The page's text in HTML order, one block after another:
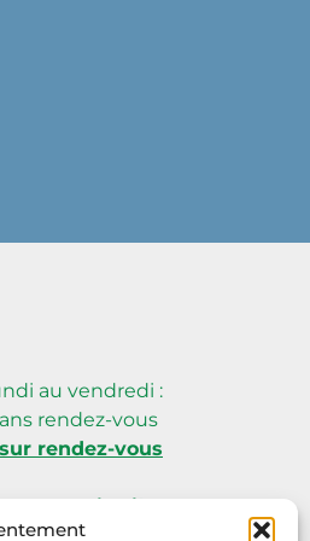
au vendredi :
rendez-vous
sur rendez-vous
du Poitou